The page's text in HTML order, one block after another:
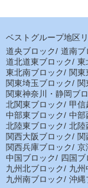
ベストグループ地区
道央ブロック/ 道南ブ
道北道東ブロック/ 東
東北南ブロック/ 関東
関東埼玉ブロック/ 関
関東神奈川・静岡ブ
北関東ブロック/ 甲信
中部東ブロック/ 中部
北陸東ブロック/ 北陸
関西大阪ブロック/ 関
関西兵庫ブロック/ 京
中国ブロック/ 四国ブ
九州北ブロック/ 九州
九州南ブロック/ 沖縄